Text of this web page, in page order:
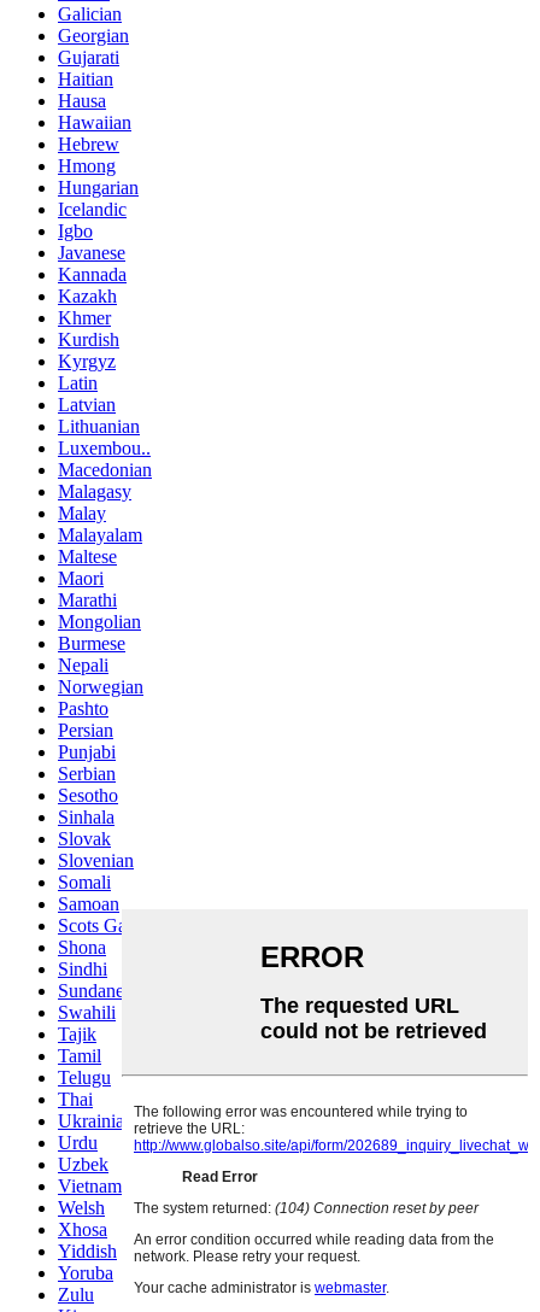
Galician
Georgian
Gujarati
Haitian
Hausa
Hawaiian
Hebrew
Hmong
Hungarian
Icelandic
Igbo
Javanese
Kannada
Kazakh
Khmer
Kurdish
Kyrgyz
Latin
Latvian
Lithuanian
Luxembou..
Macedonian
Malagasy
Malay
Malayalam
Maltese
Maori
Marathi
Mongolian
Burmese
Nepali
Norwegian
Pashto
Persian
Punjabi
Serbian
Sesotho
Sinhala
Slovak
Slovenian
Somali
Samoan
Scots Gaelic
Shona
Sindhi
Sundanese
Swahili
Tajik
Tamil
Telugu
Thai
Ukrainian
Urdu
Uzbek
Vietnamese
Welsh
Xhosa
Yiddish
Yoruba
Zulu